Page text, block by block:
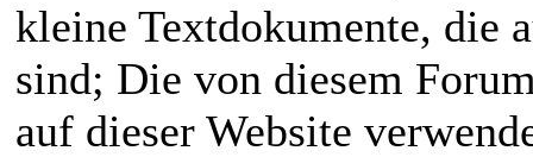
kleine Textdokumente, die
sind; Die von diesem
auf dieser Website